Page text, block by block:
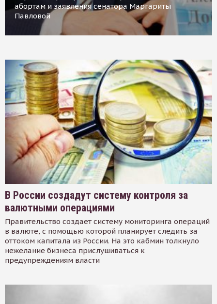
абортам и заявления сенатора Маргариты
Павловой
В России создадут систему контроля за
валютными операциями
Правительство создает систему мониторинга операций
в валюте, с помощью которой планирует следить за
оттоком капитала из России. На это кабмин толкнуло
нежелание бизнеса прислушиваться к
предупреждениям власти